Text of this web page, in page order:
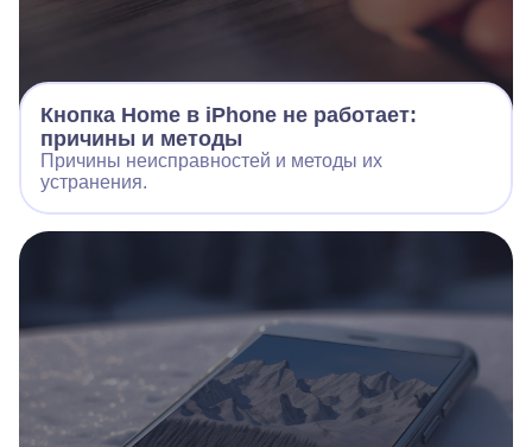
Кнопка Home в iPhone не работает:
причины и методы
Причины неисправностей и методы их
устранения.